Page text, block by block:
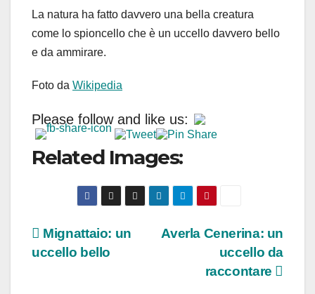
La natura ha fatto davvero una bella creatura
come lo spioncello che è un uccello davvero bello
e da ammirare.
Foto da Wikipedia
Please follow and like us:
Related Images:
NavigazioneAverla Cenerina: un
uccello da
raccontare
Mignattaio: un
uccello bello